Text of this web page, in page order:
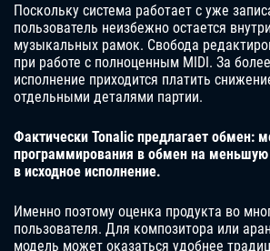
Поскольку система работает с уже
пользователь неизбежно остается
музыкальных рамок. Свобода
при работе с полноценным MIDI. За
исполнение приходится платить
отдельными деталями партии.
Фактически Tonalic предлагает обмен:
программирования в обмен на
в исходное исполнение.
Именно поэтому оценка продукта во
пользователя. Для композитора или
модель может оказаться удобнее